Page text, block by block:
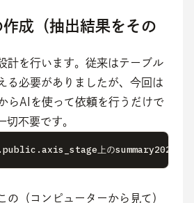
成（抽出結果をその
計を行います。従来はテーブル
る必要がありましたが、今回は
らAIを使って依頼を行うだけで
切不要です。
上のsummary2025.pdfの「
の（コンピューターから見て）